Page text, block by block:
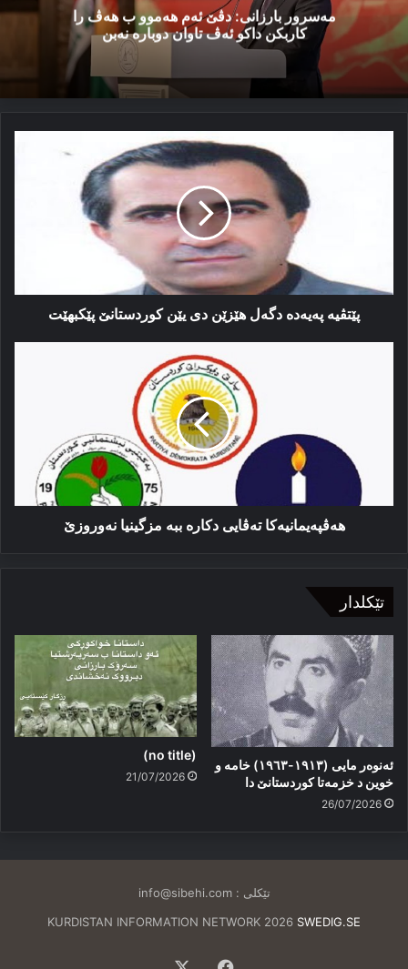
مەسرور بارزانی: دڤێ ئەم هەموو ب هەڤ را
کاربکن داکو ئەڤ تاوان دوبارە نەبن
پێتڤیه‌
پێتڤیه‌ پەیەدە دگه‌ل هێزێن دی یێن کوردستانێ پێکبهێت
هه‌ڤپه‌یمانیه‌كا
نه‌وروزێ
هه‌ڤپه‌یمانیه‌كا ته‌ڤایی دكارە ببە مزگینیا نه‌وروزێ
تێکلدار
ئەنوەر مایی (١٩١٣-١٩٦٣) خامە و
خوین د خزمەتا کوردستانێ دا
26/07/2026
(no title)
21/07/2026
تێکلی :info@sibehi.com
KURDISTAN INFORMATION NETWORK 2026 SWEDIG.SE